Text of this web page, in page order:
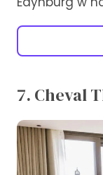
7. Cheval